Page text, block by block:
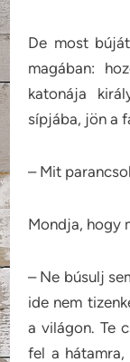
De most
magában:
katonája
sípjába, jön a
– Mit
Mondja, hogy
– Ne búsulj
ide nem
a világon. Te
fel a